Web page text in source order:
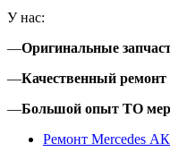
У нас:
—Оригинальные
—Качественный ремонт
—Большой опыт ТО
Ремонт Mercedes